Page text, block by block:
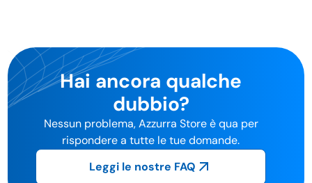
Hai ancora qualche
dubbio?
Nessun problema, Azzurra Store è qua per
rispondere a tutte le tue domande.
Leggi le nostre FAQ